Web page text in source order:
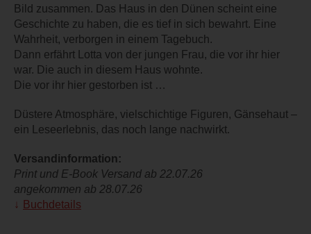
Bild zusammen. Das Haus in den Dünen scheint eine
Geschichte zu haben, die es tief in sich bewahrt. Eine
Wahrheit, verborgen in einem Tagebuch.
Dann erfährt Lotta von der jungen Frau, die vor ihr hier
war. Die auch in diesem Haus wohnte.
Die vor ihr hier gestorben ist …
Düstere Atmosphäre, vielschichtige Figuren, Gänsehaut –
ein Leseerlebnis, das noch lange nachwirkt.
Versandinformation:
Print und E-Book Versand ab 22.07.26
angekommen ab 28.07.26
Buchdetails